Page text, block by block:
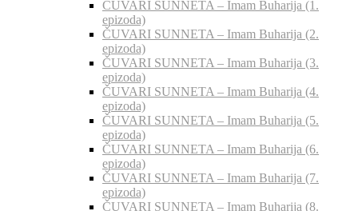
ČUVARI SUNNETA – Imam Buharija (1.
epizoda)
ČUVARI SUNNETA – Imam Buharija (2.
epizoda)
ČUVARI SUNNETA – Imam Buharija (3.
epizoda)
ČUVARI SUNNETA – Imam Buharija (4.
epizoda)
ČUVARI SUNNETA – Imam Buharija (5.
epizoda)
ČUVARI SUNNETA – Imam Buharija (6.
epizoda)
ČUVARI SUNNETA – Imam Buharija (7.
epizoda)
ČUVARI SUNNETA – Imam Buharija (8.